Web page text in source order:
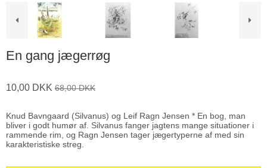
En gang jægerrøg
10,00 DKK 68,00 DKK
Knud Bavngaard (Silvanus) og Leif Ragn Jensen * En bog, man
bliver i godt humør af. Silvanus fanger jagtens mange situationer i
rammende rim, og Ragn Jensen tager jægertyperne af med sin
karakteristiske streg.